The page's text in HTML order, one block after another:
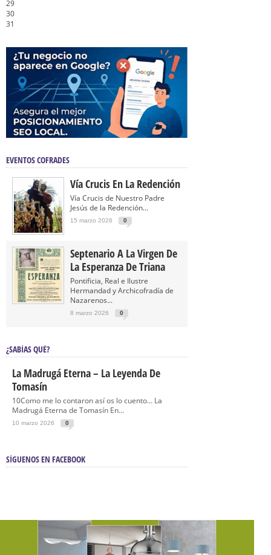
29
30
31
EVENTOS COFRADES
Vía Crucis En La Redención
Vía Crucis de Nuestro Padre
Jesús de la Redención...
15 marzo 2026 0
Septenario A La Virgen De
La Esperanza De Triana
Pontificia, Real e Ilustre
Hermandad y Archicofradía de
Nazarenos...
8 marzo 2026 0
¿SABÍAS QUÉ?
La Madrugá Eterna – La Leyenda De
Tomasín
10Como me lo contaron así os lo cuento… La
Madrugá Eterna de Tomasín En...
10 marzo 2026 0
SÍGUENOS EN FACEBOOK